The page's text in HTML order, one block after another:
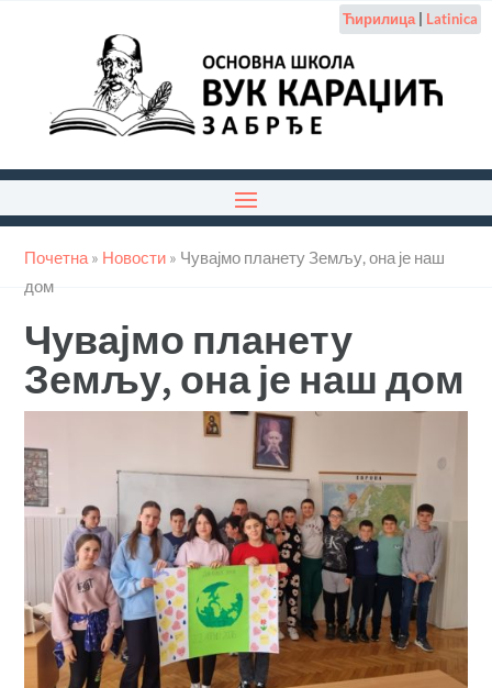
Ћирилица| Latinica
Почетна » Новости » Чувајмо планету Земљу, она је наш
дом
Чувајмо планету
Земљу, она је наш дом